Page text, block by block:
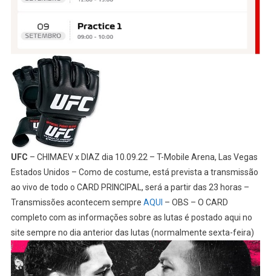
UFC – CHIMAEV x DIAZ dia 10.09.22 – T-Mobile Arena, Las Vegas
Estados Unidos – Como de costume, está prevista a transmissão
ao vivo de todo o CARD PRINCIPAL, será a partir das 23 horas –
Transmissões acontecem sempre AQUI – OBS – O CARD
completo com as informações sobre as lutas é postado aqui no
site sempre no dia anterior das lutas (normalmente sexta-feira)